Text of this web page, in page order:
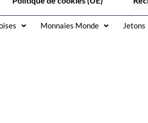
Monnaies Monde
Jetons